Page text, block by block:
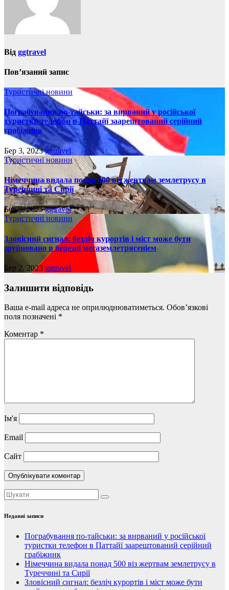
Від ggtravel
Пов’язаний запис
Туристичні новини
Пограбування по-тайськи: за вирваний у російської
туристки телефон в Паттайї заарештований серійний
грабіжник
Бер 3, 2023ggtravel
Туристичні новини
Німеччина видала понад 500 віз жертвам землетрусу в
Туреччині та Сирії
Бер 3, 2023ggtravel
Туристичні новини
Зловісний сигнал: безліч курортів і міст може бути
зруйновано в березні мегаземлетрясеніем
Бер 2, 2023 ggtravel
Залишити відповідь
Ваша e-mail адреса не оприлюднюватиметься. Обов’язкові
поля позначені *
Коментар *
Ім'я
Email
Сайт
Недавні записи
Пограбування по-тайськи: за вирваний у російської
туристки телефон в Паттайї заарештований серійний
грабіжник
Німеччина видала понад 500 віз жертвам землетрусу в
Туреччині та Сирії
Зловісний сигнал: безліч курортів і міст може бути